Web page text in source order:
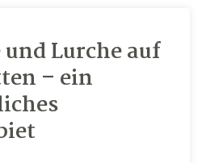
Lurche auf
– ein